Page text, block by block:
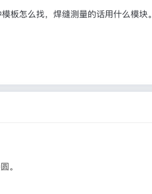
板怎么找，焊缝测量的话用什么模块。
。